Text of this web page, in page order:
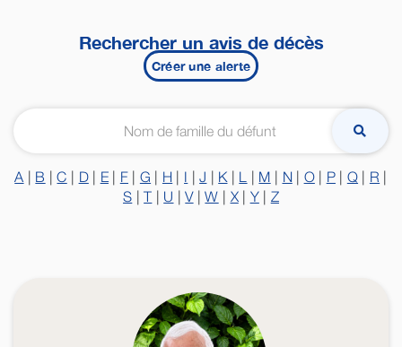
Rechercher un avis de décès
Créer une alerte
A B |C D| E| F G H I |J K L M N O| P| Q R
S |T U |V|W X| Y| Z